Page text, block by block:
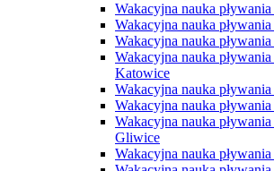
Wakacyjna nauka
Wakacyjna nauka
Wakacyjna nauka
Wakacyjna nauka pływania
Katowice
Wakacyjna nauka
Wakacyjna nauka
Wakacyjna nauka pływania
Gliwice
Wakacyjna nauka